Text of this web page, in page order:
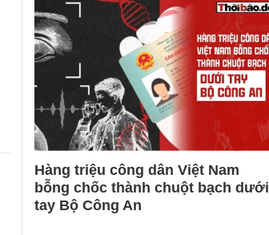
Hàng triệu công dân Việt Nam
bỗng chốc thành chuột bạch dưới
tay Bộ Công An